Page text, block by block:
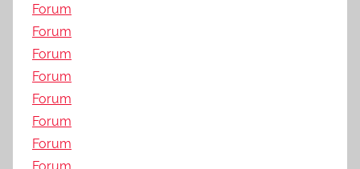
Forum
Forum
Forum
Forum
Forum
Forum
Forum
Forum